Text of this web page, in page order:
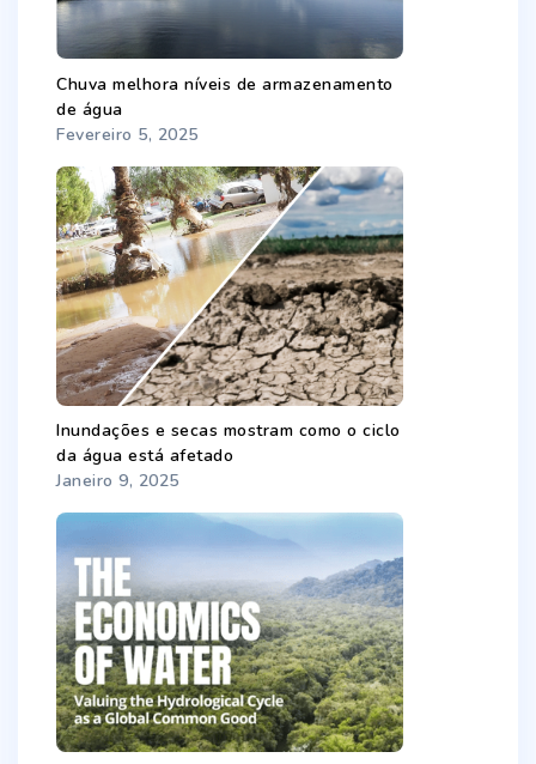
Chuva melhora níveis de armazenamento
de água
Fevereiro 5, 2025
Inundações e secas mostram como o ciclo
da água está afetado
Janeiro 9, 2025